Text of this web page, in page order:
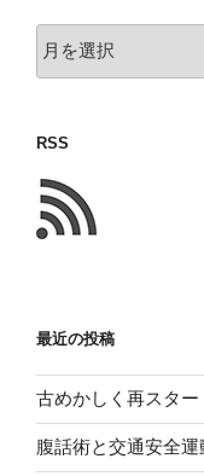
前
い
た
こ
と
RSS
最近の投稿
古めかしく再スター
腹話術と交通安全